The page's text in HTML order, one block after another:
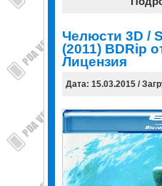
Челюсти 3D /
(2011) BDRip
Лицензия
Дата: 15.03.2015 /